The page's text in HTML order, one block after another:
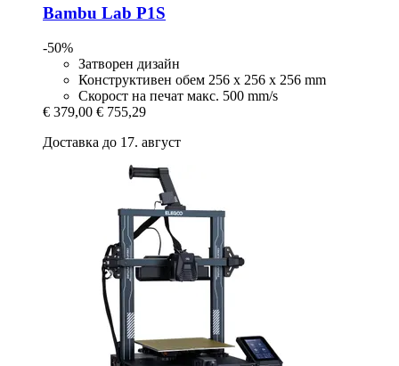
Bambu Lab P1S
-50%
Затворен дизайн
Конструктивен обем 256 x 256 x 256 mm
Скорост на печат макс. 500 mm/s
€ 379,00 € 755,29
Доставка до 17. август